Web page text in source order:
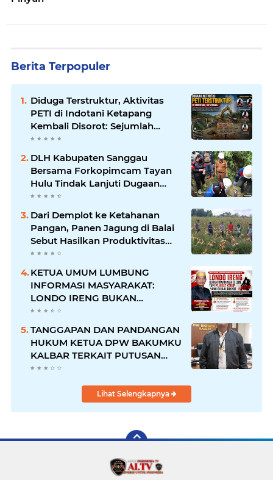
Berita Terpopuler
Diduga Terstruktur, Aktivitas
PETI di Indotani Ketapang
Kembali Disorot: Sejumlah
Nama Disebut Berperan dalam
DLH Kabupaten Sanggau
Bersama Forkopimcam Tayan
Hulu Tindak Lanjuti Dugaan
Pencemaran Sungai Lape
Dari Demplot ke Ketahanan
Pangan, Panen Jagung di Balai
Sebut Hasilkan Produktivitas
Menjanjikan
KETUA UMUM LUMBUNG
INFORMASI MASYARAKAT:
LONDO IRENG BUKAN
WARTAWAN & LSM, TAPI
RAKYAT
TANGGAPAN DAN PANDANGAN
HUKUM KETUA DPW BAKUMKU
KALBAR TERKAIT PUTUSAN
HUKUM WARGA NEGARA
Lihat Selengkapnya